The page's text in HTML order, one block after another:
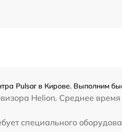
Pulsar в Кирове. Выполним
Helion. Среднее время
специального